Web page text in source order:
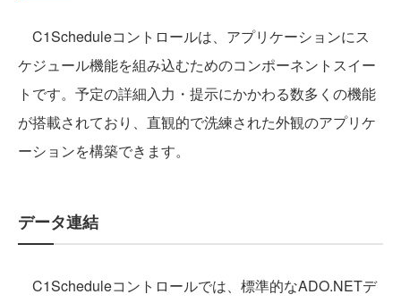
C1Scheduleコントロールは、アプリケーションにス
ケジュール機能を組み込むためのコンポーネントスイー
トです。予定の詳細入力・提示にかかわる数多くの機能
が搭載されており、直観的で洗練された外観のアプリケ
ーションを構築できます。
データ連結
C1Scheduleコントロールでは、標準的なADO.NETデ